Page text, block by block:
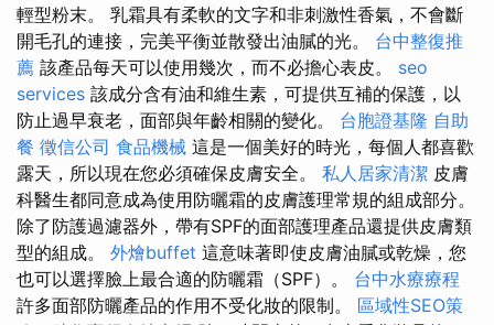
輕型粉末。 乳霜具有柔軟的文字和非刺激性香氣，不會斷
開毛孔的連接，完美平衡並散發出油膩的光。 台中整復推
薦 該產品每天可以使用幾次，而不必擔心表皮。 seo
services 該成分含有油和維生素，可提供互補的保護，以
防止過早衰老，面部與年齡相關的變化。 台胞證基隆 自助
餐 徵信公司 食品機械 這是一個美好的時光，每個人都喜歡
露天，所以現在您必須確保皮膚安全。 私人居家清潔 皮膚
科醫生都同意成為使用防曬霜的皮膚護理常規的組成部分。
除了防護過濾器外，帶有SPF的面部護理產品還提供皮膚類
型的組成。 外燴buffet 這意味著即使皮膚油膩或乾燥，您
也可以選擇臉上最合適的防曬霜（SPF）。 台中水療療程
許多面部防曬產品的作用不受化妝的限制。 區域性SEO策